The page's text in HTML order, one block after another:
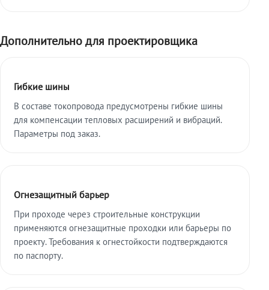
Дополнительно для проектировщика
Гибкие шины
В составе токопровода предусмотрены гибкие шины
для компенсации тепловых расширений и вибраций.
Параметры под заказ.
Огнезащитный барьер
При проходе через строительные конструкции
применяются огнезащитные проходки или барьеры по
проекту. Требования к огнестойкости подтверждаются
по паспорту.